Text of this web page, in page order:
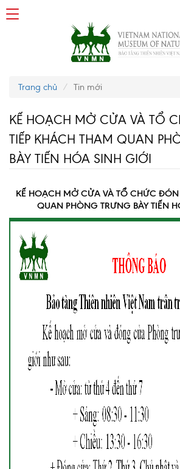
Trang chủ Tin mới
KẾ HOẠCH MỞ CỬA VÀ TỔ
TIẾP KHÁCH THAM QUAN
BÀY TIẾN HÓA SINH GIỚI
KẾ HOẠCH MỞ CỬA VÀ TỔ CHỨC ĐÓN
QUAN PHÒNG TRƯNG BÀY TIẾN